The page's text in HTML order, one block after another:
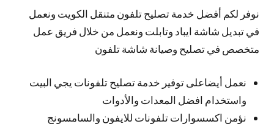
نوفر لكم أفضل خدمة تصليح تلفون متنقل الكويت ونعمل
في تبديل شاشة ايباد وتابلت ونعمل من خلال فريق عمل
متخصص في تصليح وصيانة شاشة تلفون
نعمل أيضاعلى توفير خدمة تصليح تلفونات يجي البيت
واستخدام افضل المعدات والأدوات
نؤمن اكسسوارات تلفونات للايفون والسامسونج